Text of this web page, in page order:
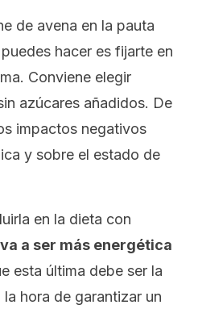
de avena en la pauta
hacer es fijarte en
Conviene elegir
azúcares añadidos. De
impactos negativos
y sobre el estado de
en la dieta con
a ser más energética
esta última debe ser la
hora de garantizar un